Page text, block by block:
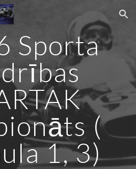
Skip to navigation
Sporta
(
1, 3)